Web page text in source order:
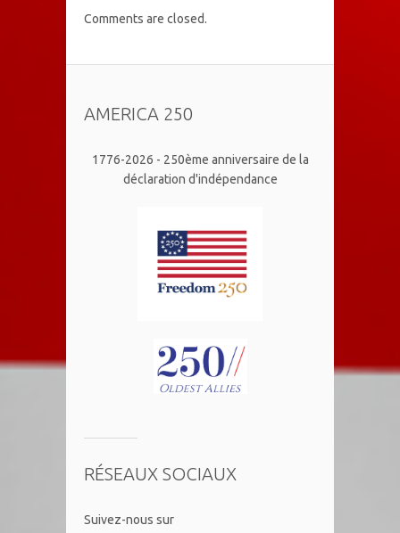
Comments are closed.
AMERICA 250
1776-2026 - 250ème anniversaire de la
déclaration d'indépendance
RÉSEAUX SOCIAUX
​Suivez-nous sur